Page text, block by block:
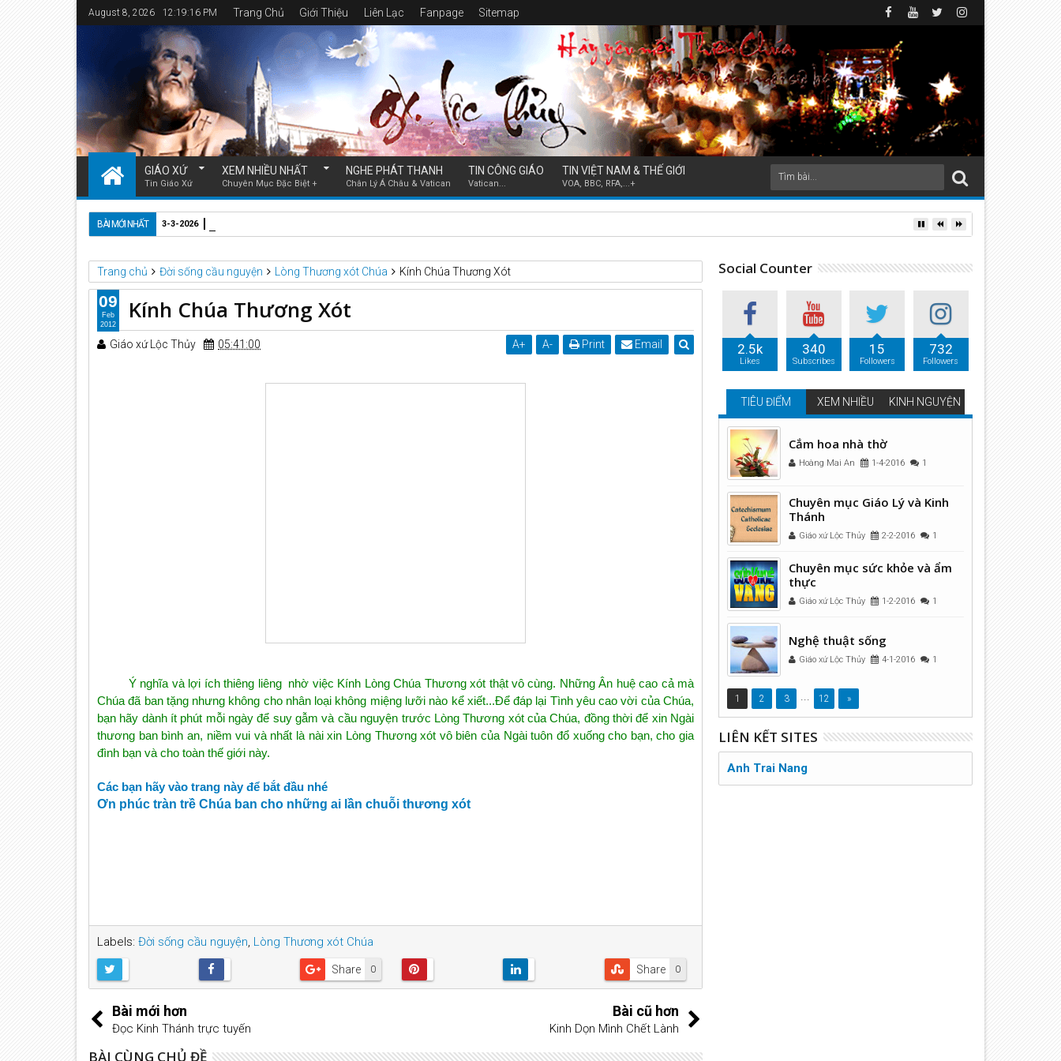
August 8, 2026 12:19:17 PM Trang Chủ Giới Thiệu Liên Lạc Fanpage Sitemap
GIÁO XỨ
Tin Giáo Xứ
XEM NHIỀU NHẤT
Chuyên Mục Đặc Biệt +
NGHE PHÁT THANH
Chân Lý Á Châu & Vatican
TIN CÔNG GIÁO
Vatican...
TIN VIỆT NAM & THẾ GIỚI
VOA, BBC, RFA,...+
BÀI MỚI NHẤT 3-3-2026
Trang chủ Đời sống cầu nguyện Lòng Thương xót Chúa Kính Chúa Thương Xót
Kính Chúa Thương Xót
Giáo xứ Lộc Thủy 05:41:00 A+ A- Print Email
Ý nghĩa và lợi ích thiêng liêng nhờ việc Kính Lòng Chúa Thương xót thật vô cùng. Những Ân huệ cao cả mà
Chúa đã ban tặng nhưng không cho nhân loại không miệng lưỡi nào kể xiết...Để đáp lại Tình yêu cao vời của Chúa,
bạn hãy dành ít phút mỗi ngày để suy gẫm và cầu nguyện trước Lòng Thương xót của Chúa, đồng thời để xin Ngài
thương ban bình an, niềm vui và nhất là nài xin Lòng Thương xót vô biên của Ngài tuôn đổ xuống cho bạn, cho gia
đình bạn và cho toàn thế giới này.
Các bạn hãy vào trang này để bắt đầu nhé
Ơn phúc tràn trề Chúa ban cho những ai lần chuỗi thương xót
Labels: Đời sống cầu nguyện, Lòng Thương xót Chúa
0
Share 0
Share
09
Feb
2012
Bài mới hơn
Đọc Kinh Thánh trực tuyến
Bài cũ hơn
Kinh Dọn Mình Chết Lành
BÀI CÙNG CHỦ ĐỀ
Social Counter
2.5k
Likes
340
Subscribes
15
Followers
732
Followers
TIÊU ĐIỂM XEM NHIỀU KINH NGUYỆN
Cắm hoa nhà thờ
Hoàng Mai An 1-4-2016 1
Chuyên mục Giáo Lý và Kinh
Thánh
Giáo xứ Lộc Thủy 2-2-2016 1
Chuyên mục sức khỏe và ẩm
thực
Giáo xứ Lộc Thủy 1-2-2016 1
Nghệ thuật sống
Giáo xứ Lộc Thủy 4-1-2016 1
1 2 3 ... 12 »
LIÊN KẾT SITES
Anh Trai Nang